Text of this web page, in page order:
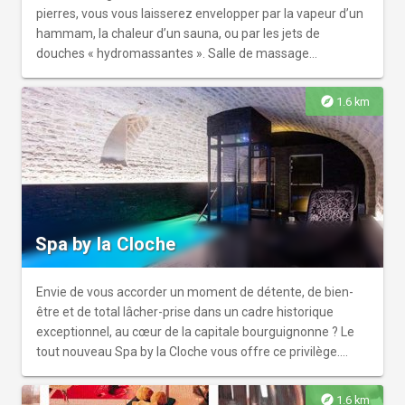
pierres, vous vous laisserez envelopper par la vapeur d’un
hammam, la chaleur d’un sauna, ou par les jets de
douches « hydromassantes ». Salle de massage
explore 1.6 km
Spa by la Cloche
Envie de vous accorder un moment de détente, de bien-
être et de total lâcher-prise dans un cadre historique
exceptionnel, au cœur de la capitale bourguignonne ? Le
tout nouveau Spa by la Cloche vous offre ce privilège.
expression de l’art de vivre bourguignon, le Spa by la
explore 1.6 km